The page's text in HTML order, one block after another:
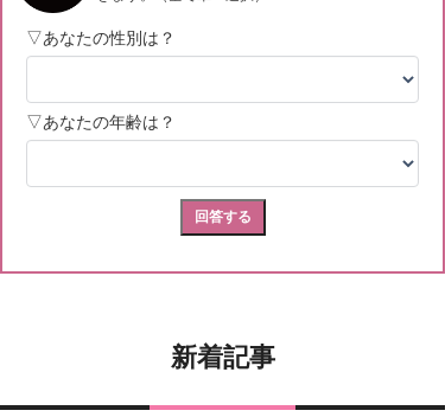
新着記事